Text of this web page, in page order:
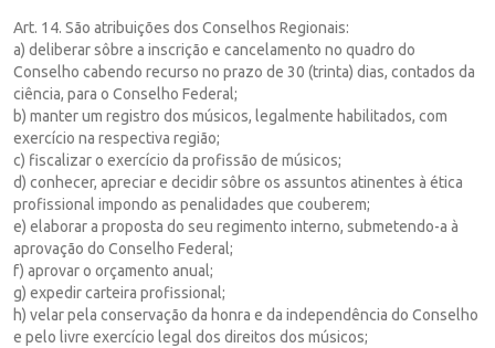
Art. 14. São atribuições dos Conselhos Regionais:
a) deliberar sôbre a inscrição e cancelamento no quadro do
Conselho cabendo recurso no prazo de 30 (trinta) dias, contados da
ciência, para o Conselho Federal;
b) manter um registro dos músicos, legalmente habilitados, com
exercício na respectiva região;
c) fiscalizar o exercício da profissão de músicos;
d) conhecer, apreciar e decidir sôbre os assuntos atinentes à ética
profissional impondo as penalidades que couberem;
e) elaborar a proposta do seu regimento interno, submetendo-a à
aprovação do Conselho Federal;
f) aprovar o orçamento anual;
g) expedir carteira profissional;
h) velar pela conservação da honra e da independência do Conselho
e pelo livre exercício legal dos direitos dos músicos;